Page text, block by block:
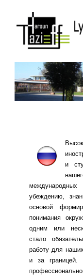
и
убеждению,
основой
понимания
одним или
стало
работу для
и за